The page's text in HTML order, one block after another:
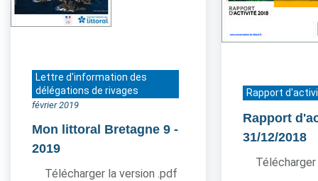
Lettre d'information des
délégations de rivages
février 2019
Mon littoral Bretagne 9 -
2019
Télécharger la version .pdf
Rapport
Rapport
31/12/2018